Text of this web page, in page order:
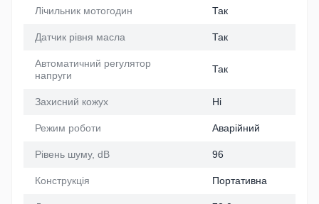
Лічильник мотогодин Так
Датчик рівня масла Так
Автоматичний регулятор
напруги
Так
Захисний кожух Ні
Режим роботи Аварійний
Рівень шуму, dB 96
Конструкція Портативна